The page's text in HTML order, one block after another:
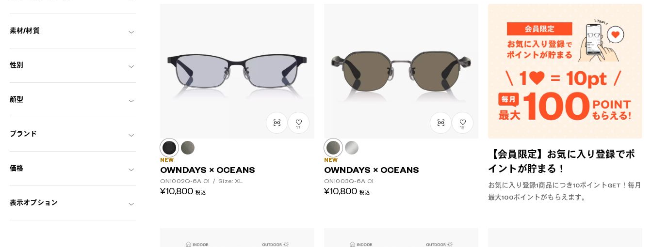
素材/材質
性別
顔型
ブランド
価格
表示オプション
【会員限定】お気に入り登録でポ
イントが貯まる！
お気に入り登録1商品につき10ポイントGET！毎月
最大100ポイントがもらえます。
17
NEW
OWNDAYS × OCEANS
ON1002Q-6A C1 / Size: XL
¥10,800 税込
15
NEW
OWNDAYS × OCEANS
ON1003Q-6A C1
¥10,800 税込